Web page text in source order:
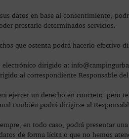
datos en base al consentimiento,
prestarle determinados servicios.
que ostenta podrá hacerlo efectivo
dirigido a:
al correspondiente Responsable
ejercer un derecho en concreto, pero
también podrá dirigirse al
en todo caso, podrá presentar
de forma lícita o que no hemos